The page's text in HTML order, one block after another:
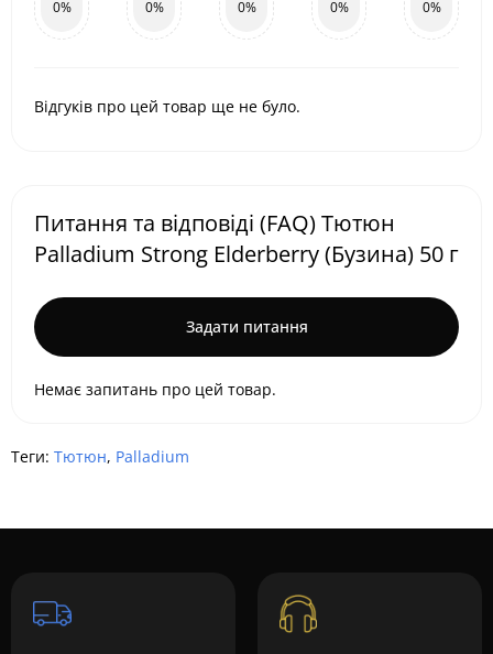
0% 0% 0% 0% 0%
Відгуків про цей товар ще не було.
Питання та відповіді (FAQ) Тютюн
Palladium Strong Elderberry (Бузина) 50 г
Задати питання
Немає запитань про цей товар.
Теги: Тютюн, Palladium